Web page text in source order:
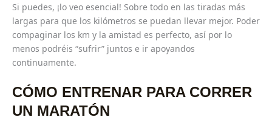
Si puedes, ¡lo veo esencial! Sobre todo en las tiradas más
largas para que los kilómetros se puedan llevar mejor. Poder
compaginar los km y la amistad es perfecto, así por lo
menos podréis “sufrir” juntos e ir apoyandos
continuamente.
CÓMO ENTRENAR PARA CORRER
UN MARATÓN